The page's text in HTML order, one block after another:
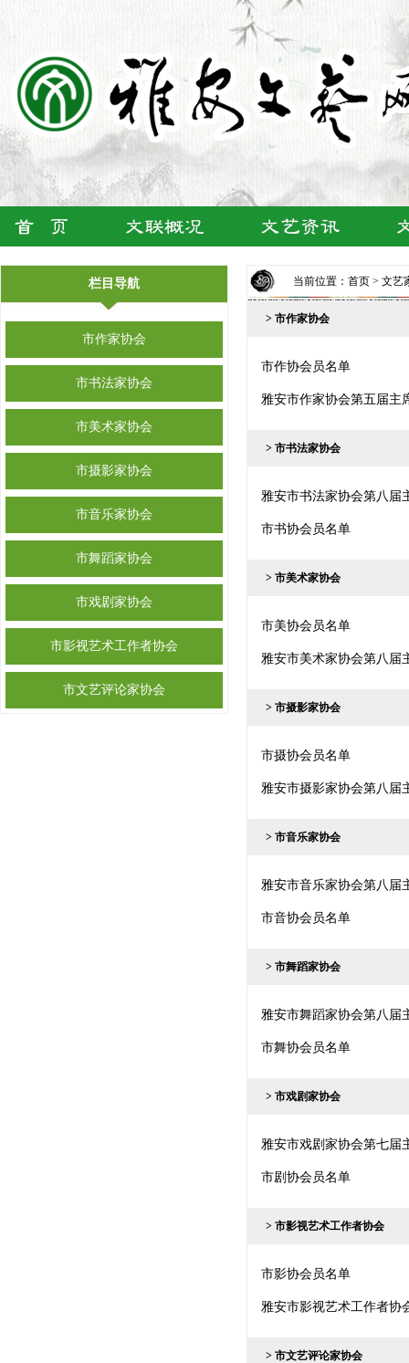
栏目导航
市作家协会
市书法家协会
市美术家协会
市摄影家协会
市音乐家协会
市舞蹈家协会
市戏剧家协会
市影视艺术工作者协会
市文艺评论家协会
当前位置： 首页 > 文艺
> 市作家协会
市作协会员名单
雅安市作家协会第五届主
> 市书法家协会
雅安市书法家协会第八届
市书协会员名单
> 市美术家协会
市美协会员名单
雅安市美术家协会第八届
> 市摄影家协会
市摄协会员名单
雅安市摄影家协会第八届
> 市音乐家协会
雅安市音乐家协会第八届
市音协会员名单
> 市舞蹈家协会
雅安市舞蹈家协会第八届
市舞协会员名单
> 市戏剧家协会
雅安市戏剧家协会第七届
市剧协会员名单
> 市影视艺术工作者协会
市影协会员名单
雅安市影视艺术工作者协
> 市文艺评论家协会